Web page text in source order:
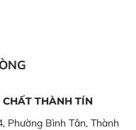
THÀNH TÍN
Phường Bình Tân, Thành